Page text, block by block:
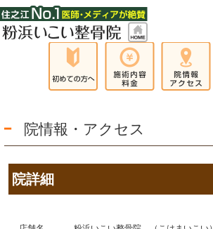
院情報・アクセス
院詳細